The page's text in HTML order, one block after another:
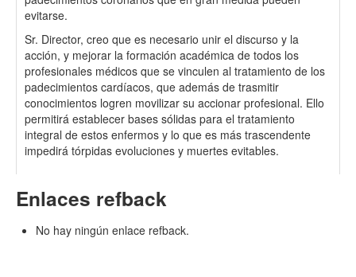
evitarse.
Sr. Director, creo que es necesario unir el discurso y la
acción, y mejorar la formación académica de todos los
profesionales médicos que se vinculen al tratamiento de los
padecimientos cardíacos, que además de trasmitir
conocimientos logren movilizar su accionar profesional. Ello
permitirá establecer bases sólidas para el tratamiento
integral de estos enfermos y lo que es más trascendente
impedirá tórpidas evoluciones y muertes evitables.
Enlaces refback
No hay ningún enlace refback.